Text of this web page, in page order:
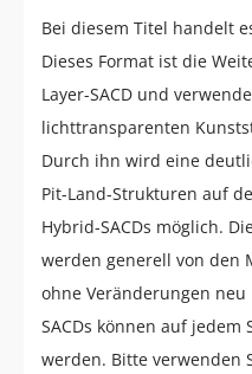
Bei diesem Titel handelt
Dieses Format ist die
Layer-SACD und
lichttransparenten
Durch ihn wird eine
Pit-Land-Strukturen auf
Hybrid-SACDs möglich.
werden generell von den
ohne Veränderungen neu
SACDs können auf jedem
werden. Bitte verwenden